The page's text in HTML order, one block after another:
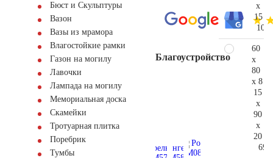
Бюст и Скульптуры
Вазон
Вазы из мрамора
Влагостойкие рамки
Газон на могилу
Лавочки
Лампада на могилу
Мемориальная доска
Скамейки
Тротуарная плитка
Поребрик
Тумбы
Благоустройство
x
15
60
x
80
x 8
15
x
90
x
20